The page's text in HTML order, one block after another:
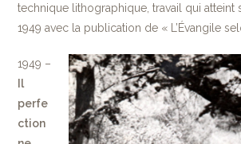
technique lithographique, travail qui atteint
1949 avec la publication de « L’Évangile
1949 –
Il
perfe
ction